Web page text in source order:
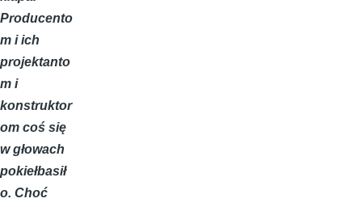
Producento
m i ich
projektanto
m i
konstruktor
om coś się
w głowach
pokiełbasił
o. Choć